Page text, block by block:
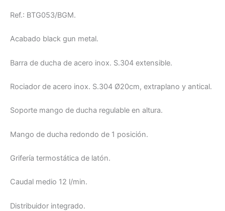
Ref.: BTG053/BGM.
Acabado black gun metal.
Barra de ducha de acero inox. S.304 extensible.
Rociador de acero inox. S.304 Ø20cm, extraplano y antical.
Soporte mango de ducha regulable en altura.
Mango de ducha redondo de 1 posición.
Grifería termostática de latón.
Caudal medio 12 l/min.
Distribuidor integrado.